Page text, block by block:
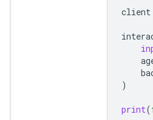
client
)
print(